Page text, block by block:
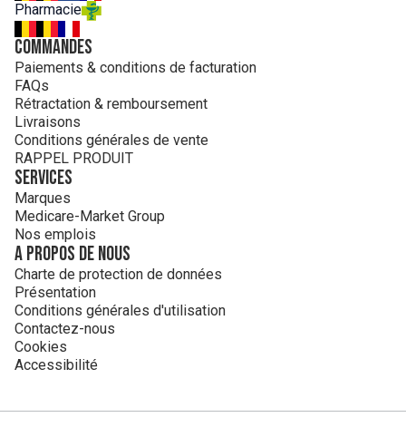
Pharmacie
Commandes
Paiements & conditions de facturation
FAQs
Rétractation & remboursement
Livraisons
Conditions générales de vente
RAPPEL PRODUIT
Services
Marques
Medicare-Market Group
Nos emplois
A propos de nous
Charte de protection de données
Présentation
Conditions générales d'utilisation
Contactez-nous
Cookies
Accessibilité